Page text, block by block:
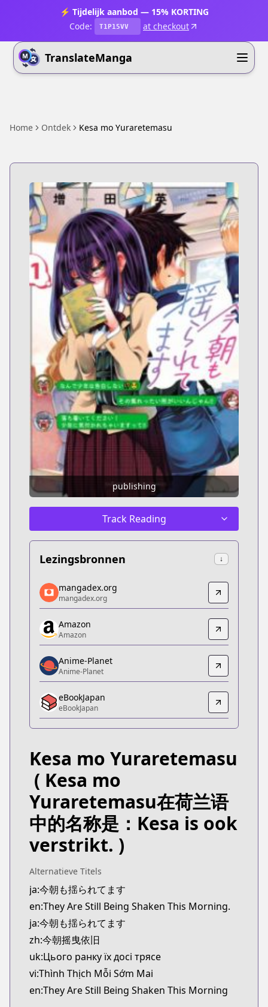
⚡ Tijdelijk aanbod — 15% KORTING
Code:
T1P15VV at checkout
TranslateManga
Home Ontdek Kesa mo Yuraretemasu ​
publishing
Track Reading
Lezingsbronnen ↓
mangadex.org
mangadex.org
https://mangadex.org/title/157ab2cc-1fc7-4b29-
Amazon
Amazon
https://www.amazon.co.jp/dp/B0D9WMC8MC
Anime-Planet
Anime-Planet
https://www.anime-planet.com/manga/kesa-mo-
eBookJapan
eBookJapan
Official Raw
Official Raw
https://championcross.jp/series/5424068a938fc/
Kitsu
Kitsu
https://kitsu.app/manga/kesa-mo-yuraretemasu
MangaUpdates
https://www.mangaupdates.com/
Book☆Walker
Book☆Walker
https://bookwalker.jp/series/479800/list
Official English
Official English
https://sevenseasentertainment.com/series/
mangadex.org
mangadex.org
Amazon
Amazon
Anime-Planet
Anime-Planet
eBookJapan
eBookJapan
Kesa mo Yuraretemasu
( Kesa mo
Yuraretemasu在荷兰语
中的名称是：Kesa is ook
verstrikt. )
Alternatieve Titels
ja:今朝も揺られてます
en:They Are Still Being Shaken This Morning.
ja:今朝も揺られてます
zh:今朝摇曳依旧
uk:Цього ранку їх досі трясе
vi:Thình Thịch Mỗi Sớm Mai
en:They Are Still Being Shaken This Morning